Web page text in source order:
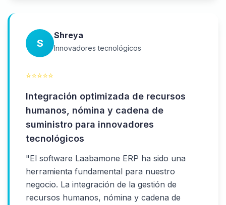
S
Shreya
Innovadores tecnológicos
⭐⭐⭐⭐⭐
Integración optimizada de recursos
humanos, nómina y cadena de
suministro para innovadores
tecnológicos
"El software Laabamone ERP ha sido una
herramienta fundamental para nuestro
negocio. La integración de la gestión de
recursos humanos, nómina y cadena de